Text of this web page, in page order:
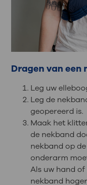
Dragen van een
Leg uw
Leg de
geopereerd is.
Maak het
de nekband
nekband op
onderarm
Als uw hand
nekband